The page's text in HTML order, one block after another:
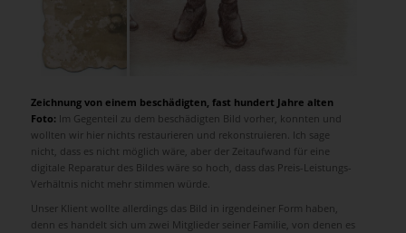
Zeichnung von einem beschädigten, fast hundert Jahre alten
Foto: Im Gegenteil zu dem beschädigten Bild vorher, konnten und
wollten wir hier nichts restaurieren und rekonstruieren. Ich sage
nicht, dass es nicht möglich wäre, aber der Zeitaufwand für eine
digitale Reparatur des Bildes wäre so hoch, dass das Preis-Leistungs-
Verhältnis nicht mehr stimmen würde.
Unser Klient wollte allerdings das Bild in irgendeiner Form haben,
denn es handelt sich um zwei Mitglieder seiner Familie, von denen es